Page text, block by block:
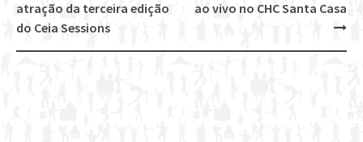
Post
navigation
ao vivo no CHC Santa Casa
atração da terceira edição
do Ceia Sessions